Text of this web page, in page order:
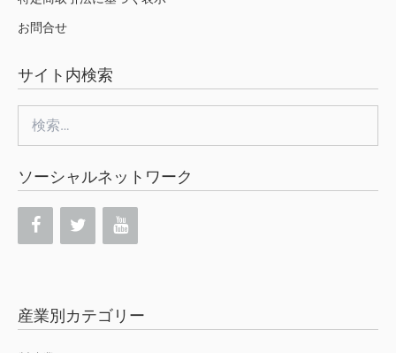
お問合せ
サイト内検索
索:
ソーシャルネットワーク
産業別カテゴリー